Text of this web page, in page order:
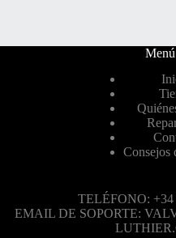
Menú
Consejos
TELÉFONO: +34
EMAIL DE SOPORTE: